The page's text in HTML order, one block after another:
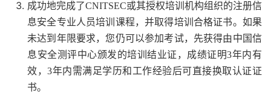
成功地完成了CNITSEC或其授权培训机构组织的注册信
息安全专业人员培训课程，并取得培训合格证书。如果
未达到年限要求，您仍可以参加考试，先获得由中国信
息安全测评中心颁发的培训结业证，成绩证明3年内有
效，3年内需满足学历和工作经验后可直接换取认证证
书。